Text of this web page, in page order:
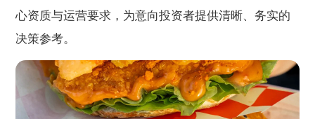
心资质与运营要求，为意向投资者提供清晰、务实的
决策参考。